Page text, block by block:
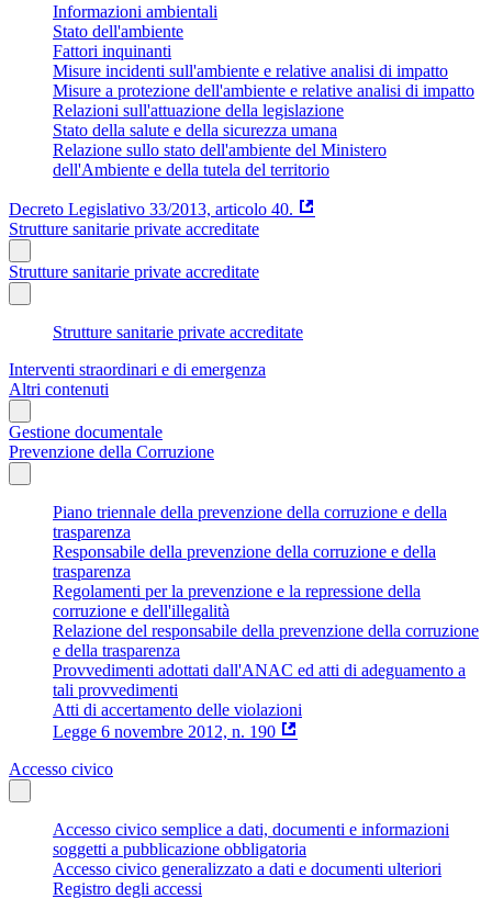
Informazioni ambientali
Stato dell'ambiente
Fattori inquinanti
Misure incidenti sull'ambiente e relative analisi di impatto
Misure a protezione dell'ambiente e relative analisi di impatto
Relazioni sull'attuazione della legislazione
Stato della salute e della sicurezza umana
Relazione sullo stato dell'ambiente del Ministero
dell'Ambiente e della tutela del territorio
Decreto Legislativo 33/2013, articolo 40.
Strutture sanitarie private accreditate
Strutture sanitarie private accreditate
Strutture sanitarie private accreditate
Interventi straordinari e di emergenza
Altri contenuti
Gestione documentale
Prevenzione della Corruzione
Piano triennale della prevenzione della corruzione e della
trasparenza
Responsabile della prevenzione della corruzione e della
trasparenza
Regolamenti per la prevenzione e la repressione della
corruzione e dell'illegalità
Relazione del responsabile della prevenzione della corruzione
e della trasparenza
Provvedimenti adottati dall'ANAC ed atti di adeguamento a
tali provvedimenti
Atti di accertamento delle violazioni
Legge 6 novembre 2012, n. 190
Accesso civico
Accesso civico semplice a dati, documenti e informazioni
soggetti a pubblicazione obbligatoria
Accesso civico generalizzato a dati e documenti ulteriori
Registro degli accessi